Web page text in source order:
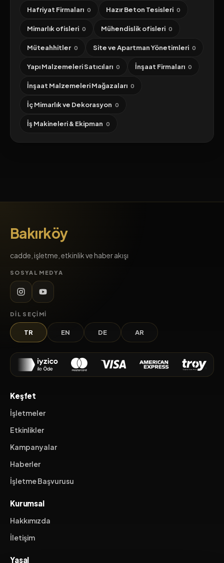
Hafriyat Firmaları 0 Hazır Beton Tesisleri 0
Mimarlık ofisleri 0 Mühendislik ofisleri 0
Müteahhitler 0 Site ve Apartman Yönetimleri 0
Yapı Malzemeleri Satıcıları 0 İnşaat Firmaları 0
İnşaat Malzemeleri Mağazaları 0
İç Mimarlık ve Dekorasyon 0
İş Makineleri & Ekipman 0
Bakırköy
cadde, işletme, etkinlik ve haber akışı
SOSYAL MEDYA
DIL SEÇIMI
TR EN DE AR
Keşfet
İşletmeler
Etkinlikler
Kampanyalar
Haberler
İşletme Başvurusu
Kurumsal
Hakkımızda
İletişim
Yasal